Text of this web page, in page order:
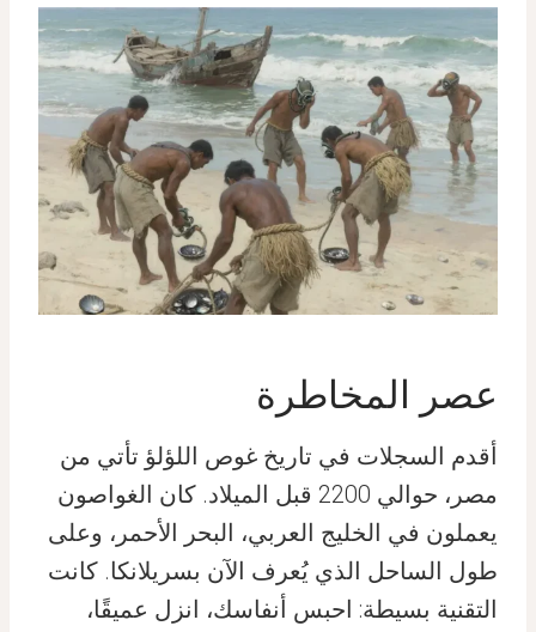
عصر المخاطرة
أقدم السجلات في تاريخ غوص اللؤلؤ تأتي من
مصر، حوالي 2200 قبل الميلاد. كان الغواصون
يعملون في الخليج العربي، البحر الأحمر، وعلى
طول الساحل الذي يُعرف الآن بسريلانكا. كانت
التقنية بسيطة: احبس أنفاسك، انزل عميقًا،